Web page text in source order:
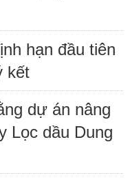
hạn đầu tiên
kết
dự án nâng
Lọc dầu Dung